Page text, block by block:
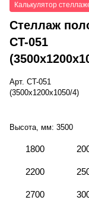
Калькулятор
Стеллаж
СT-051
Арт. СT-051
(3500x1200x1050/4)
Высота, мм: 3500
1800
2200
2700